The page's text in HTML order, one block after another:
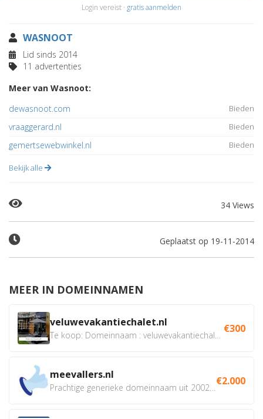
Login vereist · gratis aanmelden
WASNOOT
Lid sinds 2014
11 advertenties
Meer van Wasnoot:
dewasnoot.com
Bieden
vraaggerard.nl Bieden
gemertsewebwinkel.nl Bieden
Bekijk alle
34 Views
Geplaatst op 19-11-2014
MEER IN DOMEINNAMEN
veluwevakantiechalet.nl €300
meevallers.nl €2.000